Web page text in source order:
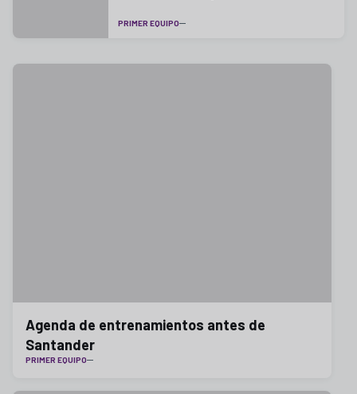
PRIMER EQUIPO
Agenda de entrenamientos antes de
Santander
PRIMER EQUIPO